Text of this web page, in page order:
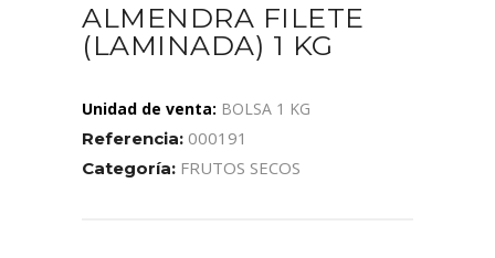
ALMENDRA FILETE
(LAMINADA) 1 KG
Unidad de venta: BOLSA 1 KG
Referencia: 000191
Categoría: FRUTOS SECOS